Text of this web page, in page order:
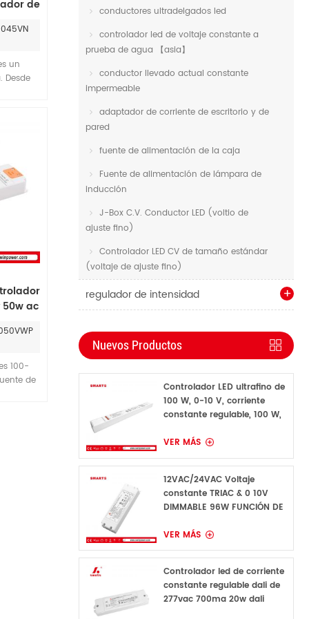
conductores ultradelgados led
controlador led de voltaje constante a
prueba de agua 【asia】
conductor llevado actual constante
impermeable
adaptador de corriente de escritorio y de
pared
fuente de alimentación de la caja
Fuente de alimentación de lámpara de
inducción
J-Box C.V. Conductor LED (voltio de
ajuste fino)
Controlador LED CV de tamaño estándar
(voltaje de ajuste fino)
regulador de intensidad
Nuevos Productos
Controlador LED ultrafino de
100 W, 0-10 V, corriente
constante regulable, 100 W,
VER MÁS
12VAC/24VAC Voltaje
constante TRIAC & 0 10V
DIMMABLE 96W FUNCIÓN DE
CONDURA
VER MÁS
Controlador led de corriente
constante regulable dali de
277vac 700ma 20w dali
de
un
Desde
LED
de
el
de la
ac
100-
de